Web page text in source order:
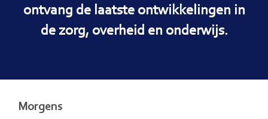
ontvang de laatste ontwikkelingen in
de zorg, overheid en onderwijs.
Morgens